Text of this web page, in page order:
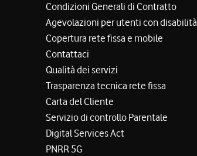
Condizioni Generali di Contratto
Agevolazioni per utenti con disabilità
Copertura rete fissa e mobile
Contattaci
Qualità dei servizi
Trasparenza tecnica rete fissa
Carta del Cliente
Servizio di controllo Parentale
Digital Services Act
PNRR 5G